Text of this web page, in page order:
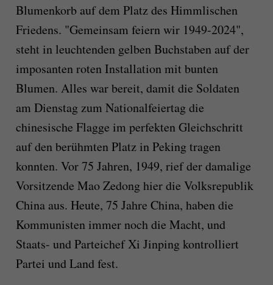
Blumenkorb auf dem Platz des Himmlischen
Friedens. "Gemeinsam feiern wir 1949-2024",
steht in leuchtenden gelben Buchstaben auf der
imposanten roten Installation mit bunten
Blumen. Alles war bereit, damit die Soldaten
am Dienstag zum Nationalfeiertag die
chinesische Flagge im perfekten Gleichschritt
auf den berühmten Platz in Peking tragen
konnten. Vor 75 Jahren, 1949, rief der damalige
Vorsitzende Mao Zedong hier die Volksrepublik
China aus. Heute, 75 Jahre China, haben die
Kommunisten immer noch die Macht, und
Staats- und Parteichef Xi Jinping kontrolliert
Partei und Land fest.